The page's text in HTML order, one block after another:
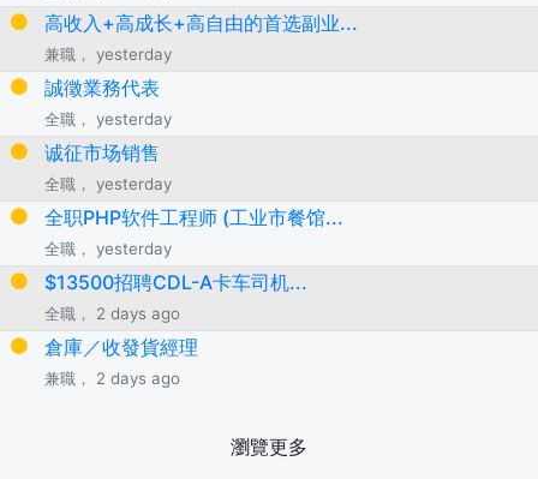
高收入+高成长+高自由的首选副业...
兼職， yesterday
誠徵業務代表
全職， yesterday
诚征市场销售
全職， yesterday
全职PHP软件工程师 (工业市餐馆...
全職， yesterday
$13500招聘CDL-A卡车司机...
全職， 2 days ago
倉庫／收發貨經理
兼職， 2 days ago
瀏覽更多